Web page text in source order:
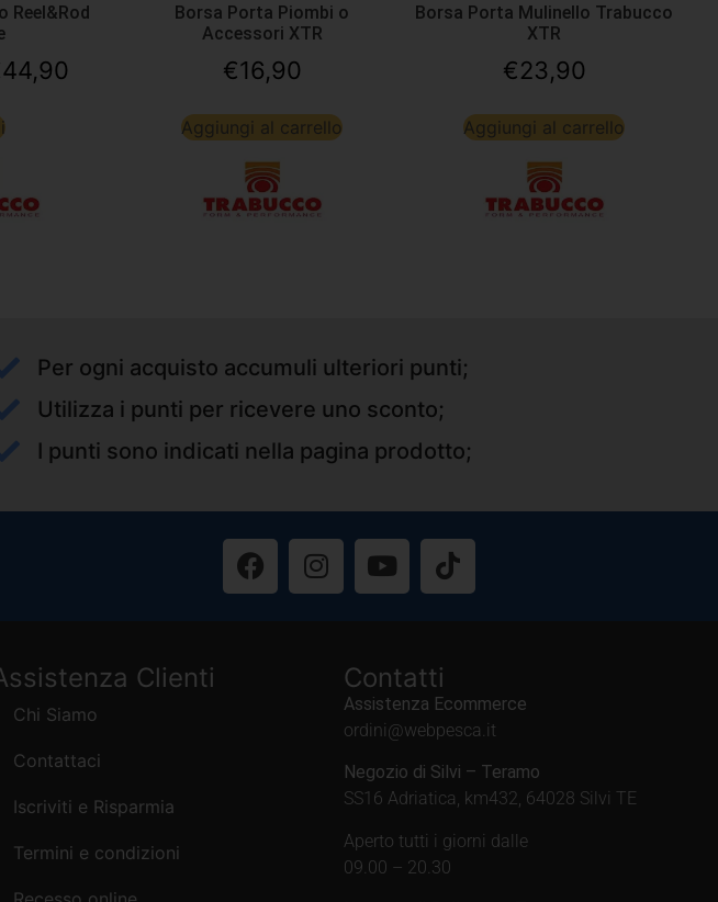
Reel&Rod
44,90
Borsa Porta Piombi o
Accessori XTR
€16,90
Aggiungi al carrello
Borsa Porta Mulinello Trabucco
XTR
€23,90
Aggiungi al carrello
Per ogni acquisto accumuli ulteriori punti;
Utilizza i punti per ricevere uno sconto;
I punti sono indicati nella pagina prodotto;
Clienti
Chi Siamo
Contattaci
Iscriviti e Risparmia
Termini e condizioni
Contatti
Assistenza Ecommerce
ordini@webpesca.it
Negozio di Silvi – Teramo
SS16 Adriatica, km432, 64028 Silvi TE
Aperto tutti i giorni dalle
09.00 – 20.30